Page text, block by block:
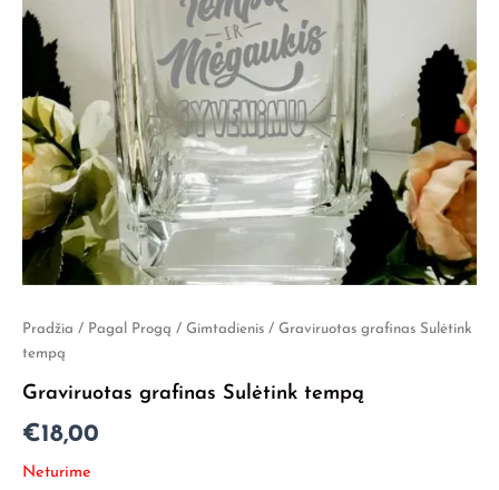
Pradžia / Pagal Progą / Gimtadienis / Graviruotas grafinas Sulėtink
tempą
Graviruotas grafinas Sulėtink tempą
€18,00
Neturime